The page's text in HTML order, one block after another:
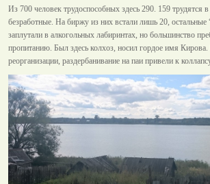
Из 700 человек трудоспособных здесь 290. 159
безработные. На биржу из них встали лишь 20, остальные
заплутали в алкогольных лабиринтах, но большинство
пропитанию. Был здесь колхоз, носил гордое имя
реорганизации, раздербанивание на паи привели к